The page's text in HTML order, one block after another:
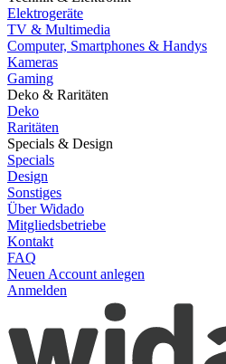
Elektrogeräte
TV & Multimedia
Computer, Smartphones & Handys
Kameras
Gaming
Deko & Raritäten
Deko
Raritäten
Specials & Design
Specials
Design
Sonstiges
Über Widado
Mitgliedsbetriebe
Kontakt
FAQ
Neuen Account anlegen
Anmelden